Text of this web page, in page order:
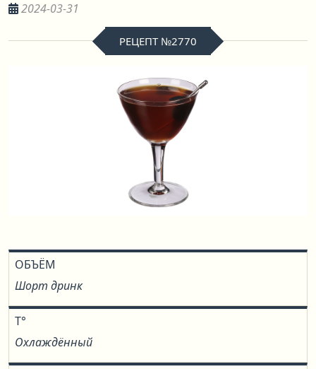
2024-03-31
РЕЦЕПТ №2770
ОБЪЁМ
Шорт дринк
T°
Охлаждённый